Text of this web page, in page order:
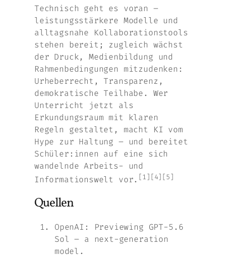
Technisch geht es voran –
leistungsstärkere Modelle und
alltagsnahe Kollaborationstools
stehen bereit; zugleich wächst
der Druck, Medienbildung und
Rahmenbedingungen mitzudenken:
Urheberrecht, Transparenz,
demokratische Teilhabe. Wer
Unterricht jetzt als
Erkundungsraum mit klaren
Regeln gestaltet, macht KI vom
Hype zur Haltung – und bereitet
Schüler:innen auf eine sich
wandelnde Arbeits- und
Informationswelt vor. [1][4][5]
Quellen
OpenAI: Previewing GPT-5.6
Sol – a next-generation
model.